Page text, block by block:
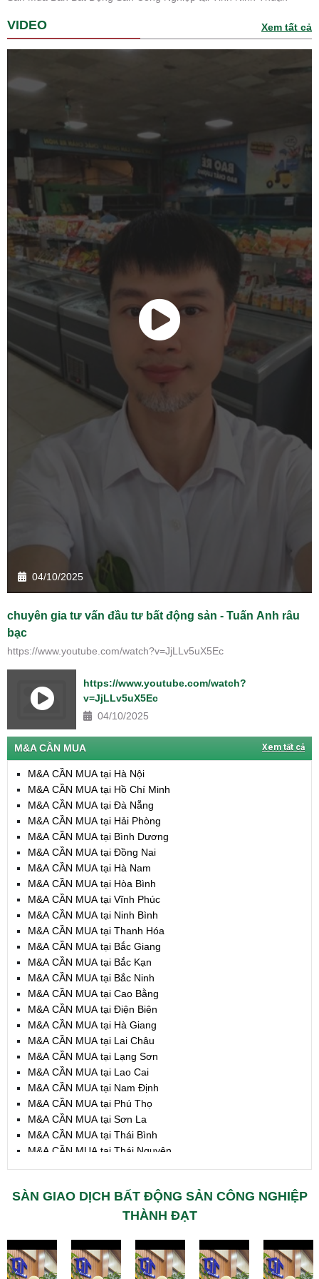
VIDEO Xem tất cả
04/10/2025
chuyên gia tư vấn đầu tư bất động sản - Tuấn Anh râu
bạc
https://www.youtube.com/watch?v=JjLLv5uX5Ec
https://www.youtube.com/watch?
v=JjLLv5uX5Ec
04/10/2025
M&A CẦN MUA Xem tất cả
M&A CẦN MUA tại Hà Nội
M&A CẦN MUA tại Hồ Chí Minh
M&A CẦN MUA tại Đà Nẵng
M&A CẦN MUA tại Hải Phòng
M&A CẦN MUA tại Bình Dương
M&A CẦN MUA tại Đồng Nai
M&A CẦN MUA tại Hà Nam
M&A CẦN MUA tại Hòa Bình
M&A CẦN MUA tại Vĩnh Phúc
M&A CẦN MUA tại Ninh Bình
M&A CẦN MUA tại Thanh Hóa
M&A CẦN MUA tại Bắc Giang
M&A CẦN MUA tại Bắc Kạn
M&A CẦN MUA tại Bắc Ninh
M&A CẦN MUA tại Cao Bằng
M&A CẦN MUA tại Điện Biên
M&A CẦN MUA tại Hà Giang
M&A CẦN MUA tại Lai Châu
M&A CẦN MUA tại Lạng Sơn
M&A CẦN MUA tại Lao Cai
M&A CẦN MUA tại Nam Định
M&A CẦN MUA tại Phú Thọ
M&A CẦN MUA tại Sơn La
M&A CẦN MUA tại Thái Bình
M&A CẦN MUA tại Thái Nguyên
M&A CẦN MUA tại Thừa T. Huế
M&A CẦN MUA tại Khánh Hoà
M&A CẦN MUA tại Bình Thuận
M&A CẦN MUA tại Đăk Nông
SÀN GIAO DỊCH BẤT ĐỘNG SẢN CÔNG NGHIỆP
THÀNH ĐẠT